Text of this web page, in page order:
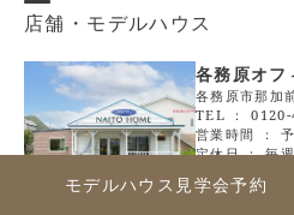
店舗・モデルハウス
各務原オフ
各務原市那加
TEL ：0120-
営業時間 ：
定休日 ： 毎
モデルハウス見学会予約